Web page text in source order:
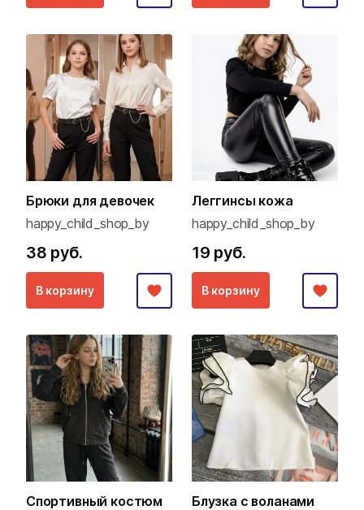
Брюки для девочек
happy_child_shop_by
38 руб.
В корзину
Леггинсы кожа
happy_child_shop_by
19 руб.
В корзину
Спортивный костюм Блузка с воланами